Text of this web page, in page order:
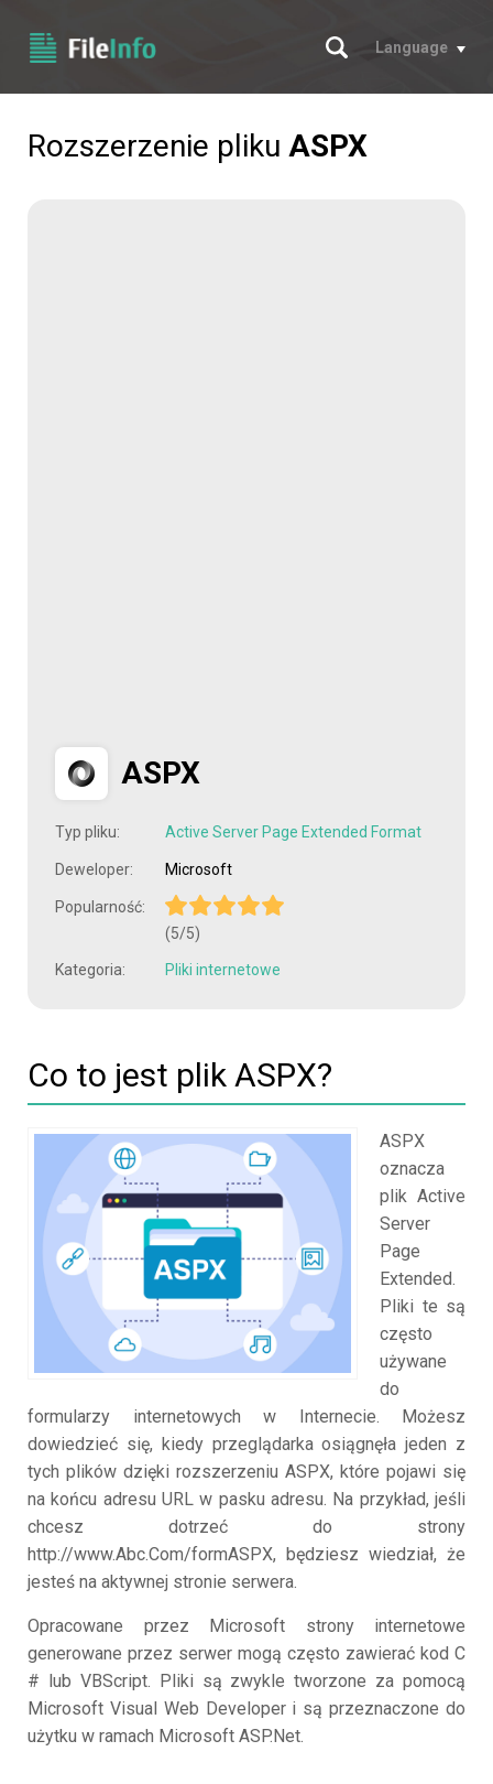
Szukaj
Language
Rozszerzenie pliku ASPX
ASPX
Typ pliku: Active Server Page Extended Format
Deweloper: Microsoft
Popularność:
(5/5)
Kategoria: Pliki internetowe
Co to jest plik ASPX?
ASPX
oznacza
plik Active
Server
Page
Extended.
Pliki te są
często
używane
do
formularzy internetowych w Internecie. Możesz
dowiedzieć się, kiedy przeglądarka osiągnęła jeden z
tych plików dzięki rozszerzeniu ASPX, które pojawi się
na końcu adresu URL w pasku adresu. Na przykład, jeśli
chcesz dotrzeć do strony
http://www.Abc.Com/formASPX, będziesz wiedział, że
jesteś na aktywnej stronie serwera.
Opracowane przez Microsoft strony internetowe
generowane przez serwer mogą często zawierać kod C
# lub VBScript. Pliki są zwykle tworzone za pomocą
Microsoft Visual Web Developer i są przeznaczone do
użytku w ramach Microsoft ASP.Net.